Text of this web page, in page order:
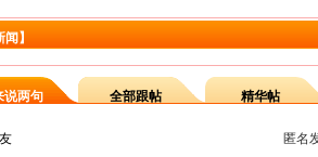
闻】
说两句 全部跟帖 精华帖
匿名